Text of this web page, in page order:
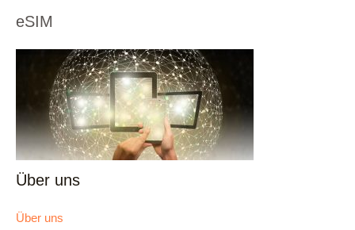
eSIM
Über uns
Über uns